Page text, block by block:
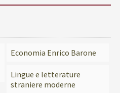
Economia Enrico Barone
Lingue e letterature
straniere moderne